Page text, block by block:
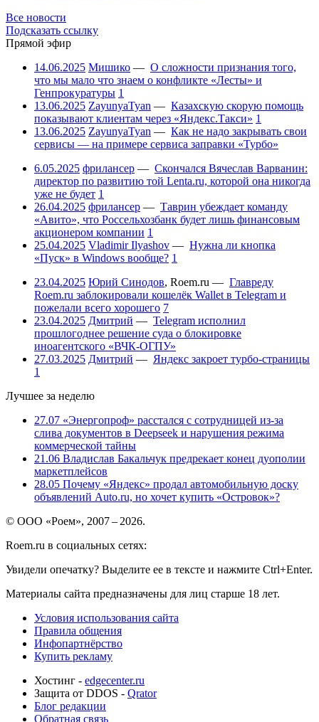
Все новости
Подсказать ссылку
Прямой эфир
14.06.2025 Мишико — О сложности признания того,
что мы мало что знаем о конфликте «Лесты» и
Генпрокуратуры 1
13.06.2025 ZayunyaTyan — Казахскую скорую помощь
показывают клиентам через «Яндекс.Такси» 1
13.06.2025 ZayunyaTyan — Как не надо закрывать свои
сервисы — на примере сервиса заправки «Турбо»
6.05.2025 фрилансер — Скончался Вячеслав Варванин:
директор по развитию той Lenta.ru, которой она никогда
уже не будет 1
26.04.2025 фрилансер — Таврин убеждает команду
«Авито», что Россельхозбанк будет лишь финансовым
акционером компании 1
25.04.2025 Vladimir Ilyashov — Нужна ли кнопка
«Пуск» в Windows вообще? 1
23.04.2025 Юрий Синодов, Roem.ru — Главреду
Roem.ru заблокировали кошелёк Wallet в Telegram и
пожелали всего хорошего 7
23.04.2025 Дмитрий — Telegram исполнил
прошлогоднее решение суда о блокировке
иноагентского «ВЧК-ОГПУ»
27.03.2025 Дмитрий — Яндекс закроет турбо-страницы
1
Лучшее за неделю
27.07 «Энергопроф» расстался с сотрудницей из-за
слива документов в Deepseek и нарушения режима
коммерческой тайны
21.06 Владислав Бакальчук предрекает конец дуополии
маркетплейсов
28.05 Почему «Яндекс» продал автомобильную доску
объявлений Auto.ru, но хочет купить «Островок»?
© ООО «Роем», 2007 – 2026.
Roem.ru в социальных сетях:
Увидели опечатку? Выделите ее в тексте и нажмите Ctrl+Enter.
Материалы сайта предназначены для лиц старше 18 лет.
Условия использования сайта
Правила общения
Инфопартнёрство
Купить рекламу
Хостинг - edgecenter.ru
Защита от DDOS - Qrator
Блог редакции
Обратная связь